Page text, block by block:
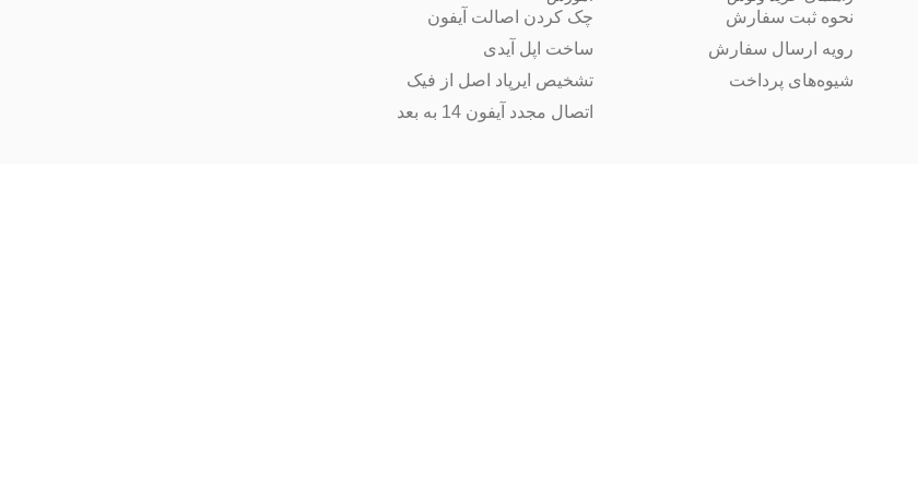
نحوه ثبت سفارش
رویه ارسال سفارش
شیوه‌های پرداخت
چک کردن اصالت آیفون
ساخت اپل آیدی
تشخیص ایرپاد اصل از فیک
اتصال مجدد آیفون 14 به بعد